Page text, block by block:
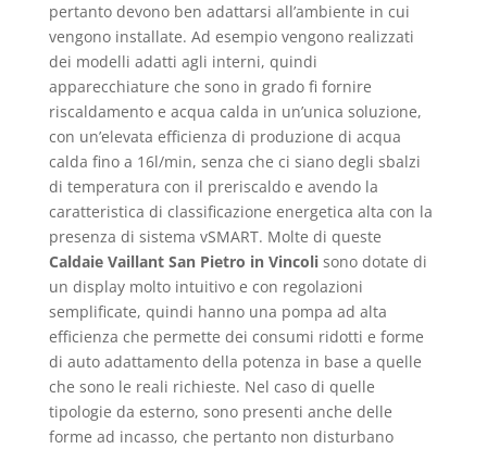
pertanto devono ben adattarsi all’ambiente in cui
vengono installate. Ad esempio vengono realizzati
dei modelli adatti agli interni, quindi
apparecchiature che sono in grado fi fornire
riscaldamento e acqua calda in un’unica soluzione,
con un’elevata efficienza di produzione di acqua
calda fino a 16l/min, senza che ci siano degli sbalzi
di temperatura con il preriscaldo e avendo la
caratteristica di classificazione energetica alta con la
presenza di sistema vSMART. Molte di queste
Caldaie Vaillant San Pietro in Vincolisono dotate di
un display molto intuitivo e con regolazioni
semplificate, quindi hanno una pompa ad alta
efficienza che permette dei consumi ridotti e forme
di auto adattamento della potenza in base a quelle
che sono le reali richieste. Nel caso di quelle
tipologie da esterno, sono presenti anche delle
forme ad incasso, che pertanto non disturbano